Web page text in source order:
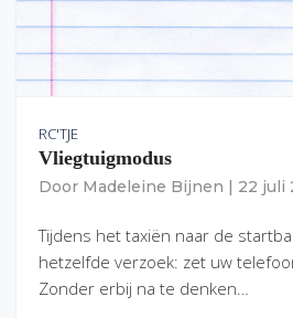
RC'TJE
Vliegtuigmodus
Door Madeleine Bijnen 22 juli
Tijdens het taxiën naar de
hetzelfde verzoek: zet uw
Zonder erbij na te denken…